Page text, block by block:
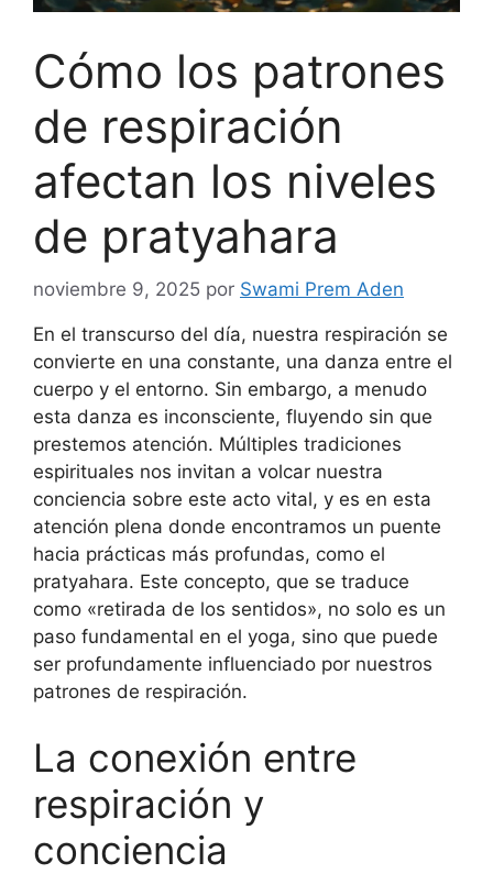
Cómo los patrones
de respiración
afectan los niveles
de pratyahara
noviembre 9, 2025 por Swami Prem Aden
En el transcurso del día, nuestra respiración se
convierte en una constante, una danza entre el
cuerpo y el entorno. Sin embargo, a menudo
esta danza es inconsciente, fluyendo sin que
prestemos atención. Múltiples tradiciones
espirituales nos invitan a volcar nuestra
conciencia sobre este acto vital, y es en esta
atención plena donde encontramos un puente
hacia prácticas más profundas, como el
pratyahara. Este concepto, que se traduce
como «retirada de los sentidos», no solo es un
paso fundamental en el yoga, sino que puede
ser profundamente influenciado por nuestros
patrones de respiración.
La conexión entre
respiración y
conciencia